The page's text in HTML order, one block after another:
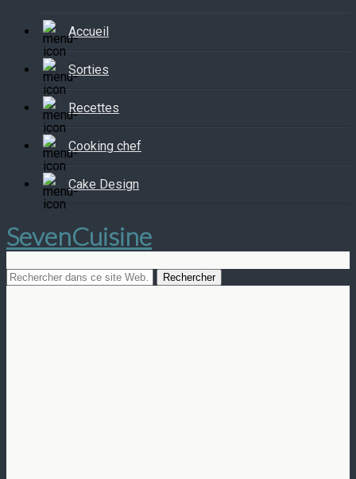
Accueil
Sorties
Recettes
Cooking chef
Cake Design
SevenCuisine